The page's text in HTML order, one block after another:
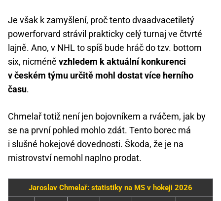
Je však k zamyšlení, proč tento dvaadvacetiletý
powerforvard strávil prakticky celý turnaj ve čtvrté
lajně. Ano, v NHL to spíš bude hráč do tzv. bottom
six, nicméně vzhledem k aktuální konkurenci
v českém týmu určitě mohl dostat více herního
času.
Chmelař totiž není jen bojovníkem a rváčem, jak by
se na první pohled mohlo zdát. Tento borec má
i slušné hokejové dovednosti. Škoda, že je na
mistrovství nemohl naplno prodat.
Jaroslav Chmelař: statistiky na MS v hokeji 2026